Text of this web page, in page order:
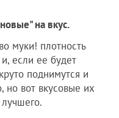
на вкус.
муки! плотность
если ее будет
поднимутся и
но вот вкусовые их
лучшего.